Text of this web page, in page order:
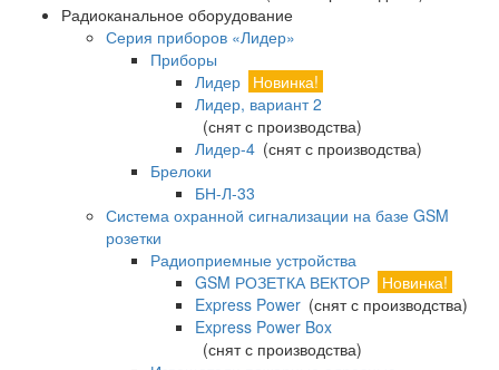
Радиоканальное оборудование
Серия приборов «Лидер»
Приборы
Лидер Новинка!
Лидер, вариант 2
(снят с производства)
Лидер-4 (снят с производства)
Брелоки
БН-Л-33
Система охранной сигнализации на базе GSM
розетки
Радиоприемные устройства
GSM РОЗЕТКА ВЕКТОР Новинка!
Express Power (снят с производства)
Express Power Box
(снят с производства)